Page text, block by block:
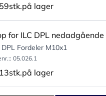
stk.på lager
for ILC DPL nedadgående
DPL Fordeler M10x1
05.026.1
stk.på lager